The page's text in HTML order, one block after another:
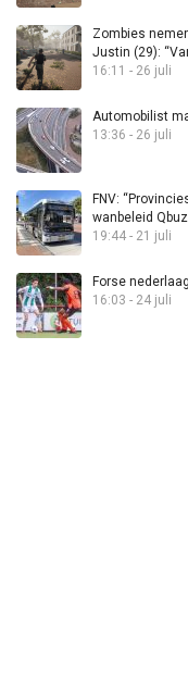
Zombies
Justin (29):
16:11 - 26 juli
Automobilist
13:36 - 26 juli
FNV:
wanbeleid
19:44 - 21 juli
Forse
16:03 - 24 juli